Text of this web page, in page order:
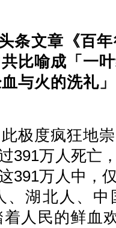
条文章《百
比喻成「一
与火的洗礼
极度疯狂地
391万人死亡
391万人中，
、湖北人、中
人民的鲜血